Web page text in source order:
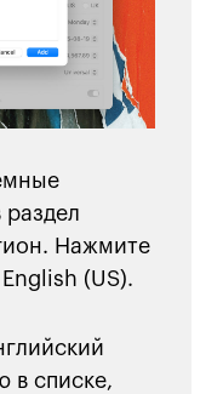
раздел
Нажмите
(US).
в списке,